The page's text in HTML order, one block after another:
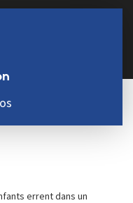
errent dans un